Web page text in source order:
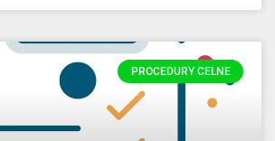
PROCEDURY CELNE